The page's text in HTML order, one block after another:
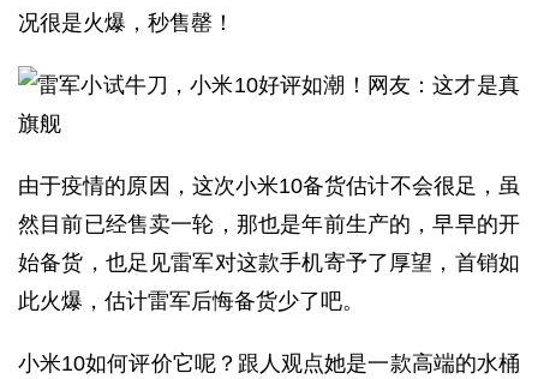
况很是火爆，秒售罄！
由于疫情的原因，这次小米10备货估计不会很足，虽
然目前已经售卖一轮，那也是年前生产的，早早的开
始备货，也足见雷军对这款手机寄予了厚望，首销如
此火爆，估计雷军后悔备货少了吧。
小米10如何评价它呢？跟人观点她是一款高端的水桶